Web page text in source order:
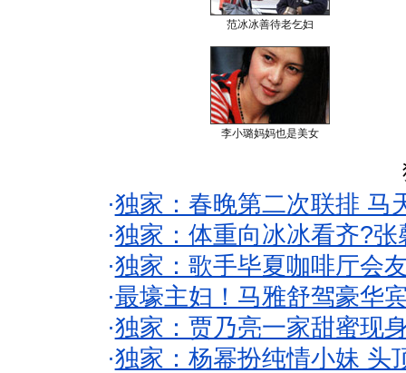
范冰冰善待老乞妇
李小璐妈妈也是美女
·独家：春晚第二次联排 马
·独家：体重向冰冰看齐?
·独家：歌手毕夏咖啡厅会
·最壕主妇！马雅舒驾豪华
·独家：贾乃亮一家甜蜜现
·独家：杨幂扮纯情小妹 头